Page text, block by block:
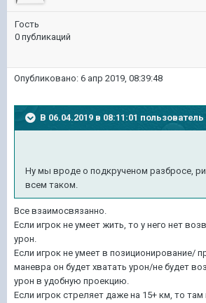
Гость
0 публикаций
Опубликовано: 6 апр 2019, 08:39:48
В 06.04.2019 в 08:11:01 пользователь
Ну мы вроде о подкрученом разбросе,
всем таком.
Все взаимосвязанно.
Если игрок не умеет жить, то у него нет
урон.
Если игрок не умеет в позиционирование/
маневра он будет хватать урон/не будет
урон в удобную проекцию.
Если игрок стреляет даже на 15+ км, то